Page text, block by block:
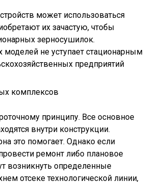
может использоваться
их зачастую, чтобы
зерносушилок.
не уступает стационарным
предприятий
принципу. Все основное
внутри конструкции.
это помогает. Однако если
ремонт либо плановое
возникнуть определенные
отсеке технологической линии,